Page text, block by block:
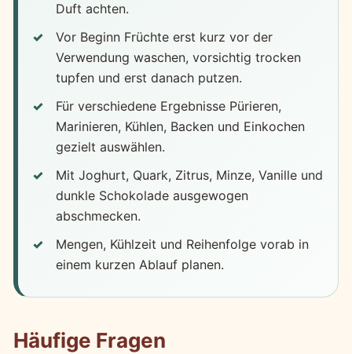
Duft achten.
Vor Beginn Früchte erst kurz vor der
Verwendung waschen, vorsichtig trocken
tupfen und erst danach putzen.
Für verschiedene Ergebnisse Pürieren,
Marinieren, Kühlen, Backen und Einkochen
gezielt auswählen.
Mit Joghurt, Quark, Zitrus, Minze, Vanille und
dunkle Schokolade ausgewogen
abschmecken.
Mengen, Kühlzeit und Reihenfolge vorab in
einem kurzen Ablauf planen.
Häufige Fragen